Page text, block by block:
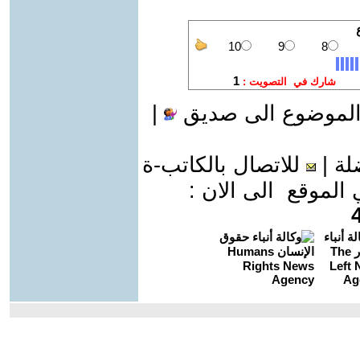
الى صديق
للاتصال بالكاتب-ة
الى الان :